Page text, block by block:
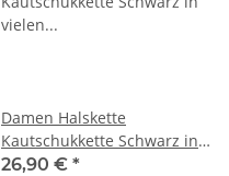
Damen Halskette
Kautschukkette Schwarz in
vielen Varianten Kleine
26,90 € *